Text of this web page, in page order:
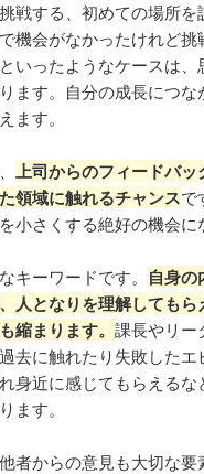
戦する、初めての場所を
機会がなかったけれど
いったようなケースは
ます。自分の成長につな
ます。
上司からのフィードバ
領域に触れるチャンスで
小さくする絶好の機会に
キーワードです。 自身の
人となりを理解しても
縮まります。 課長やリー
去に触れたり失敗したエ
身近に感じてもらえる
ます。
者からの意見も大切な